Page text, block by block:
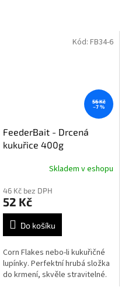
56 Kč
–7 %
FeederBait - Drcená
kukuřice 400g
Skladem v eshopu
46 Kč bez DPH
52 Kč
Do košíku
Corn Flakes nebo-li kukuřičné
lupínky. Perfektní hrubá složka
do krmení, skvěle stravitelné.
Kód:FB34-6